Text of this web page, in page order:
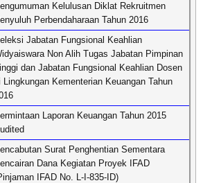
Kelulusan Diklat Rekruitmen
Perbendaharaan Tahun 2016
Jabatan Fungsional Keahlian
Non Alih Tugas Jabatan Pimpinan
dan Jabatan Fungsional Keahlian Dosen
Lingkungan Kementerian Keuangan Tahun
Laporan Keuangan Tahun 2015
Surat Penghentian Sementara
Dana Kegiatan Proyek IFAD
IFAD No. L-I-835-ID)